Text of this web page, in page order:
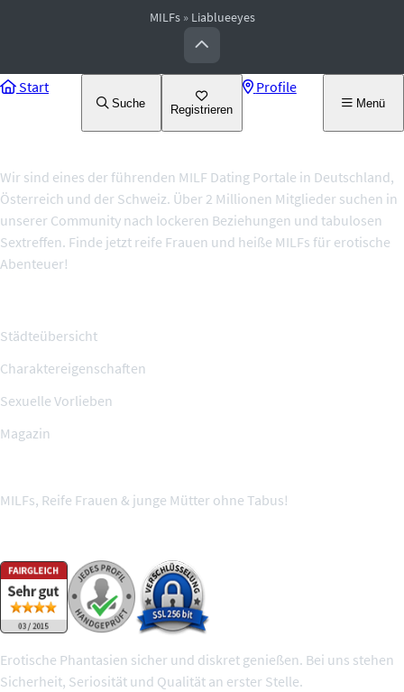
MILFs» Liablueeyes
Start
Suche Registrieren
Profile
Menü
Wir sind eines der führenden MILF Dating Portale in Deutschland,
Österreich und der Schweiz. Über 2 Millionen Mitglieder suchen in
unserer Community nach lockeren Beziehungen und tabulosen
Sextreffen. Finde jetzt reife Frauen und heiße MILFs für erotische
Abenteuer!
Städteübersicht
Charaktereigenschaften
Sexuelle Vorlieben
Magazin
MILFs, Reife Frauen & junge Mütter ohne Tabus!
Erotische Phantasien sicher und diskret genießen. Bei uns stehen
Sicherheit, Seriosität und Qualität an erster Stelle.